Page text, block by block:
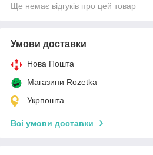
Ще немає відгуків про цей товар
Умови доставки
Нова Пошта
Магазини Rozetka
Укрпошта
Всі умови доставки